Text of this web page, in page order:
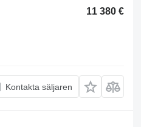
11 380 €
Kontakta säljaren